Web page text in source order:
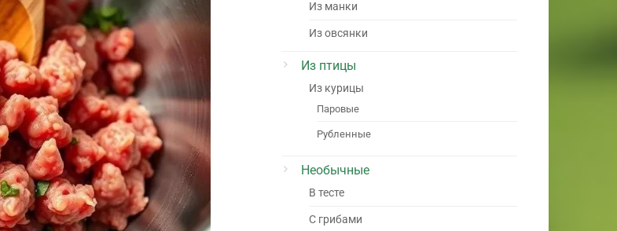
Из манки
Из овсянки
Из птицы
Из курицы
Паровые
Рубленные
Необычные
В тесте
С грибами